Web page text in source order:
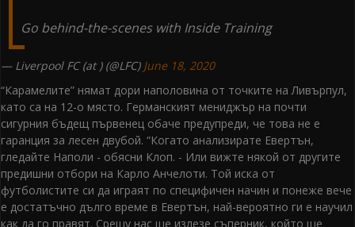
Go behind-the-scenes with Inside Training
— Liverpool FC (at ) (@LFC) June 18, 2020
“Карамелите” нямат дори наполовина от точките на Ливърпул,
като са на 12-о място. Германският мениджър на почти
сигурния бъдещ първенец обаче предупреди, че това не е
гаранция за лесен двубой. “Когато анализирате Евертън,
гледайте Наполи - обясни Клоп. - Или вижте някой от другите
предишни отбори на Карло Анчелоти. Той иска от
футболистите си да играят по специфичен начин и понеже вече
е достатъчно дълго време в Евертън, най-вероятно ги е научил
как да го правят. Срещу нас ще излезе съперник, който ще